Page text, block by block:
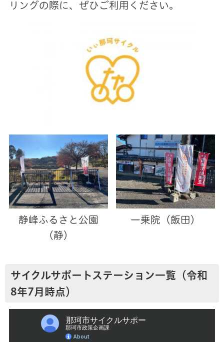
リングの際に、ぜひご利用ください。
静峰ふるさと公園
（静）
一乗院（飯田）
サイクルサポートステーション一覧（令和
8年7月時点）